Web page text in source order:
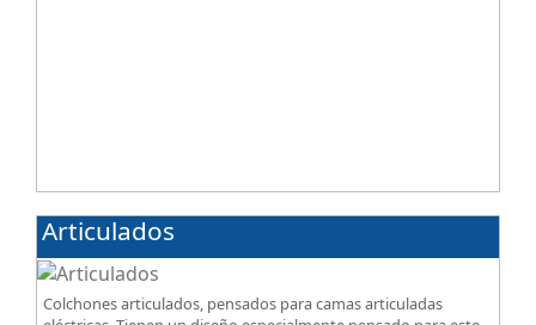
Articulados
Colchones articulados, pensados para camas articuladas